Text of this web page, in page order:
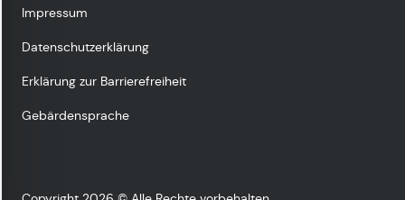
Impressum
Datenschutzerklärung
Erklärung zur Barrierefreiheit
Gebärdensprache